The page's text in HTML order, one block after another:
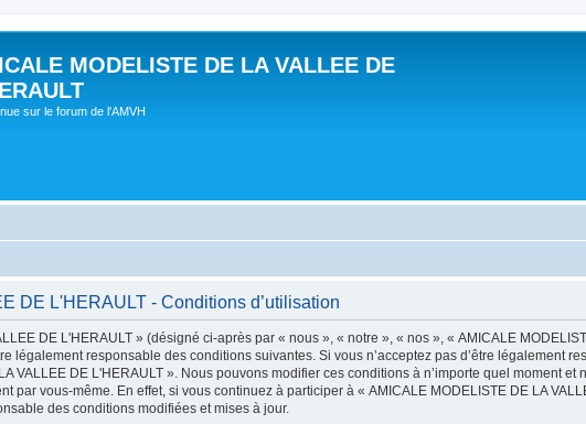
MODELISTE DE LA VALLEE DE
sur le forum de l'AMVH
DE L'HERAULT - Conditions d’utilisation
DE L'HERAULT » (désigné ci-après par « nous », « notre », « nos », « AMICALE
légalement responsable des conditions suivantes. Si vous n’acceptez pas d’être légalement
VALLEE DE L'HERAULT ». Nous pouvons modifier ces conditions à n’importe quel moment
par vous-même. En effet, si vous continuez à participer à « AMICALE MODELISTE DE LA
des conditions modifiées et mises à jour.